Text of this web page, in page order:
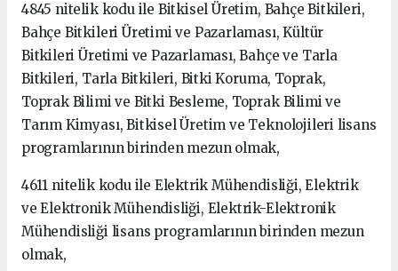
4845 nitelik kodu ile Bitkisel Üretim, Bahçe Bitkileri,
Bahçe Bitkileri Üretimi ve Pazarlaması, Kültür
Bitkileri Üretimi ve Pazarlaması, Bahçe ve Tarla
Bitkileri, Tarla Bitkileri, Bitki Koruma, Toprak,
Toprak Bilimi ve Bitki Besleme, Toprak Bilimi ve
Tarım Kimyası, Bitkisel Üretim ve Teknolojileri lisans
programlarının birinden mezun olmak,
4611 nitelik kodu ile Elektrik Mühendisliği, Elektrik
ve Elektronik Mühendisliği, Elektrik-Elektronik
Mühendisliği lisans programlarının birinden mezun
olmak,